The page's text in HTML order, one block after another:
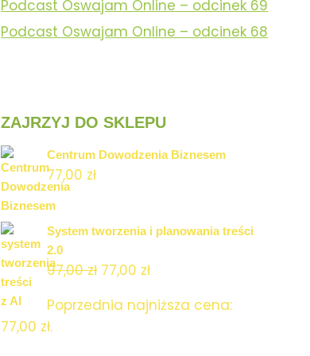
Podcast Oswajam Online – odcinek 69
Podcast Oswajam Online – odcinek 68
ZAJRZYJ DO SKLEPU
Centrum Dowodzenia Biznesem
77,00 zł
System tworzenia i planowania treści
2.0
97,00zł 77,00 zł
Poprzednia najniższa cena:
77,00 zł.